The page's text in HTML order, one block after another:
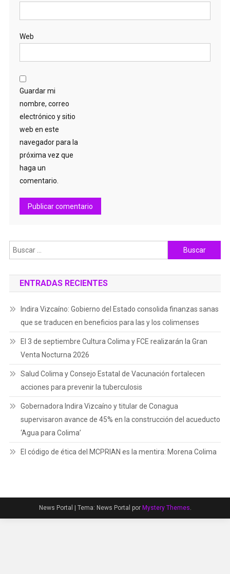
Web
Guardar mi
nombre, correo
electrónico y sitio
web en este
navegador para la
próxima vez que
haga un
comentario.
Buscar:
ENTRADAS RECIENTES
Indira Vizcaíno: Gobierno del Estado consolida finanzas sanas
que se traducen en beneficios para las y los colimenses
El 3 de septiembre Cultura Colima y FCE realizarán la Gran
Venta Nocturna 2026
Salud Colima y Consejo Estatal de Vacunación fortalecen
acciones para prevenir la tuberculosis
Gobernadora Indira Vizcaíno y titular de Conagua
supervisaron avance de 45% en la construcción del acueducto
‘Agua para Colima’
El código de ética del MCPRIAN es la mentira: Morena Colima
News Portal Tema: News Portal por Mystery Themes.